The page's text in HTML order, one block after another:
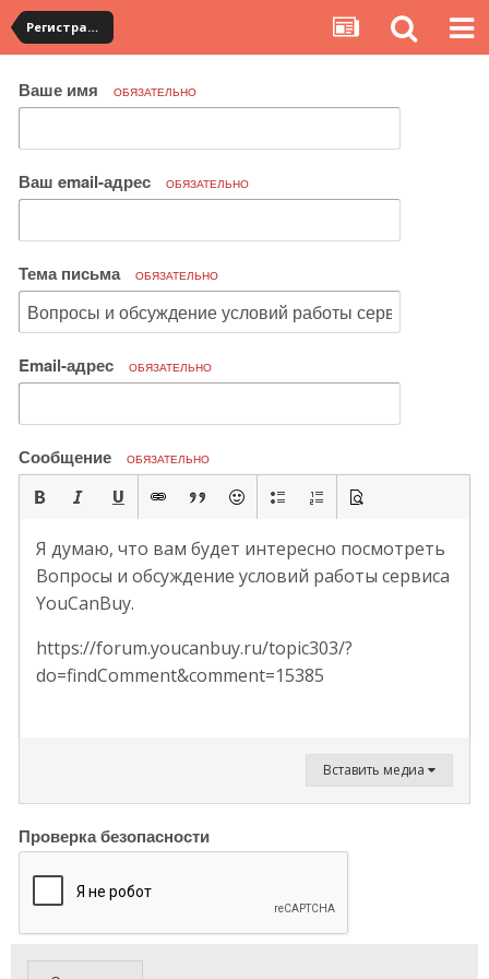
Регистрация на YouCanBuy. Общие вопросы по работе сервиса
Ваше имя ОБЯЗАТЕЛЬНО
Ваш email-адрес ОБЯЗАТЕЛЬНО
Тема письма ОБЯЗАТЕЛЬНО
Email-адрес ОБЯЗАТЕЛЬНО
Сообщение ОБЯЗАТЕЛЬНО
Я думаю, что вам будет интересно посмотреть
Вопросы и обсуждение условий работы сервиса
YouCanBuy.
https://forum.youcanbuy.ru/topic303/?
do=findComment&comment=15385
Вставить медиа
Проверка безопасности